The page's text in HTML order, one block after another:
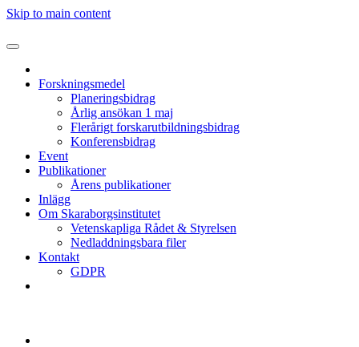
Skip to main content
Forskningsmedel
Planeringsbidrag
Årlig ansökan 1 maj
Flerårigt forskarutbildningsbidrag
Konferensbidrag
Event
Publikationer
Årens publikationer
Inlägg
Om Skaraborgsinstitutet
Vetenskapliga Rådet & Styrelsen
Nedladdningsbara filer
Kontakt
GDPR